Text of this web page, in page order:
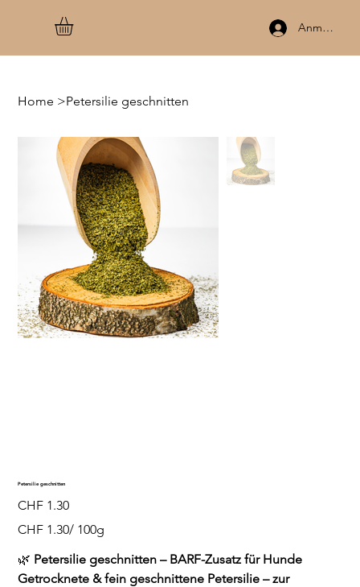
Anmelden
Home >Petersilie geschnitten
Petersilie geschnitten
Preis
CHF 1.30
CHF 1.30
pro
CHF 1.30/ 100g
🌿 Petersilie geschnitten – BARF-Zusatz für Hunde
Getrocknete & fein geschnittene Petersilie – zur